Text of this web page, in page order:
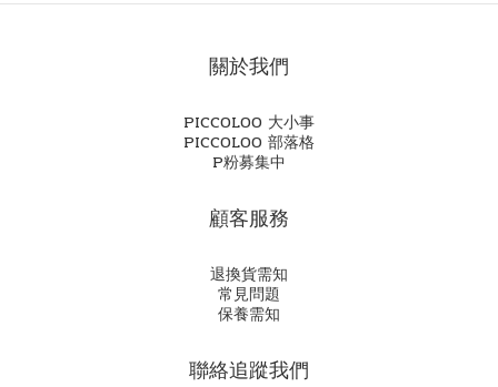
關於我們
PICCOLOO 大小事
PICCOLOO 部落格
P粉募集中
顧客服務
退換貨需知
常見問題
保養需知
聯絡追蹤我們